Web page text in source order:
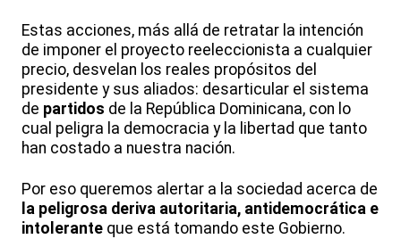
Estas acciones, más allá de retratar la intención
de imponer el proyecto reeleccionista a cualquier
precio, desvelan los reales propósitos del
presidente y sus aliados: desarticular el sistema
de partidos de la República Dominicana, con lo
cual peligra la democracia y la libertad que tanto
han costado a nuestra nación.
Por eso queremos alertar a la sociedad acerca de
la peligrosa deriva autoritaria, antidemocrática e
intolerante que está tomando este Gobierno.